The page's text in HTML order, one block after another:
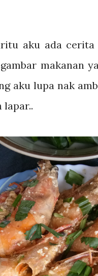
aku ada
makanan
aku lupa nak
lapar..